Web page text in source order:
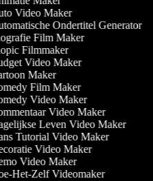
Video Maker
Ondertitel Generator
Film Maker
Filmmaker
Video Maker
Maker
Film Maker
Video Maker
Video Maker
Leven Video Maker
Tutorial Video Maker
Video Maker
Video Maker
Het-Zelf Videomaker